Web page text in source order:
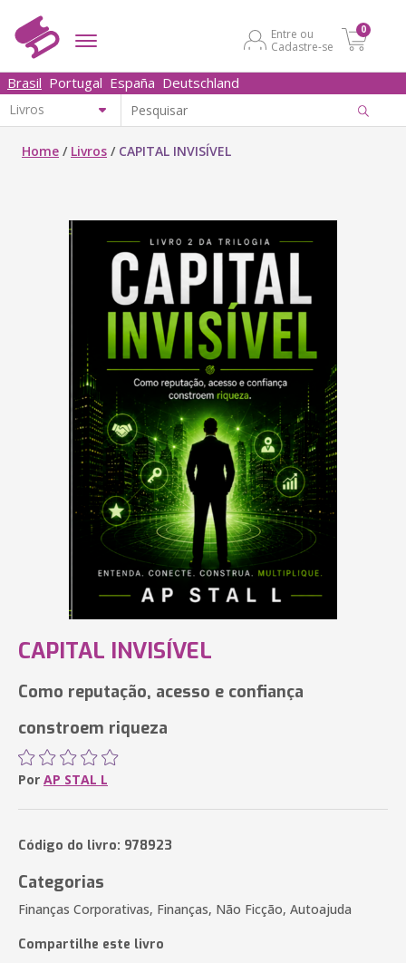
Entre ou
Cadastre-se
0
Brasil Portugal España Deutschland
Home / Livros / CAPITAL INVISÍVEL
CAPITAL INVISÍVEL
Como reputação, acesso e confiança
constroem riqueza
Por AP STAL L
Código do livro: 978923
Categorias
Finanças Corporativas, Finanças, Não Ficção, Autoajuda
Compartilhe este livro